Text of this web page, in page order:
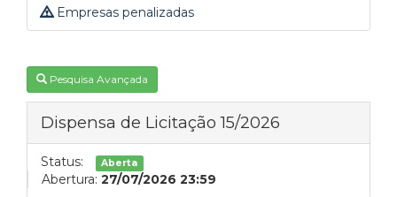
Empresas penalizadas
Pesquisa Avançada
Dispensa de Licitação 15/2026
Status: Aberta
Abertura: 27/07/2026 23:59